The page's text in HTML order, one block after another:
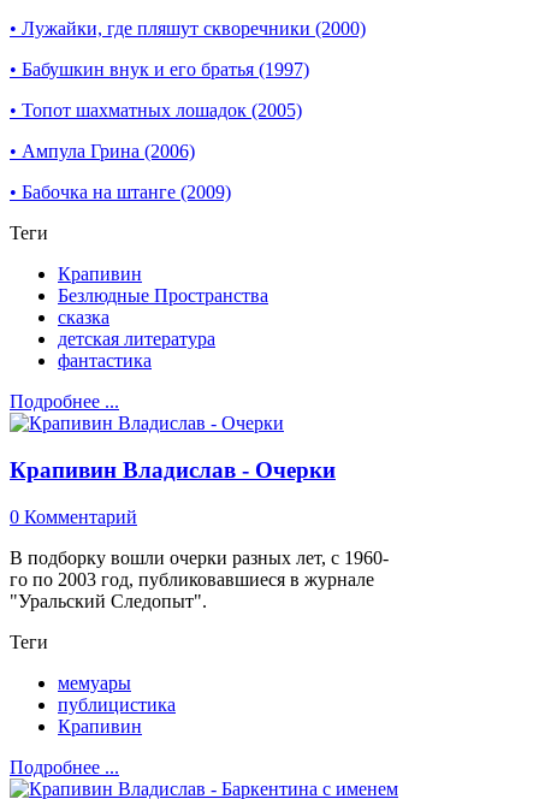
• Лужайки, где пляшут скворечники (2000)
• Бабушкин внук и его братья (1997)
• Топот шахматных лошадок (2005)
• Ампула Грина (2006)
• Бабочка на штанге (2009)
Теги
Крапивин
Безлюдные Пространства
сказка
детская литература
фантастика
Подробнее ...
Крапивин Владислав - Очерки
0 Комментарий
В подборку вошли очерки разных лет, с 1960-
го по 2003 год, публиковавшиеся в журнале
"Уральский Следопыт".
Теги
мемуары
публицистика
Крапивин
Подробнее ...